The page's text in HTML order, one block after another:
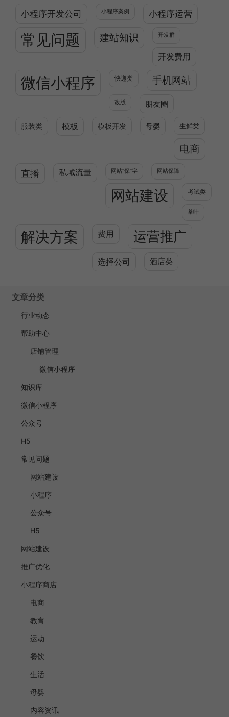
小程序开发公司 小程序案例 小程序运营
常见问题 建站知识 开发群
开发费用
微信小程序 快递类 手机网站
改版 朋友圈
服装类 模板 模板开发 母婴 生鲜类
电商
直播 私域流量 网站”保“字 网站保障
网站建设 考试类
茶叶
解决方案 费用 运营推广
选择公司 酒店类
文章分类
行业动态
帮助中心
店铺管理
微信小程序
知识库
微信小程序
公众号
H5
常见问题
网站建设
小程序
公众号
H5
网站建设
推广优化
小程序商店
电商
教育
运动
餐饮
生活
母婴
内容资讯